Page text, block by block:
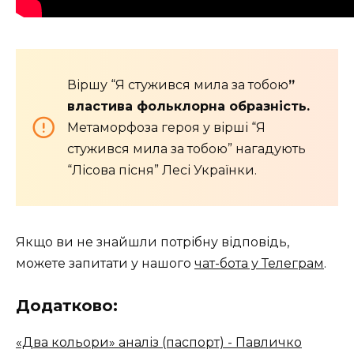
Віршу “Я стужився мила за тобою”
властива фольклорна образність.
Метаморфоза героя у вірші “Я
стужився мила за тобою” нагадують
“Лісова пісня” Лесі Українки.
Якщо ви не знайшли потрібну відповідь,
можете запитати у нашого чат-бота у Телеграм.
Додатково:
«Два кольори» аналіз (паспорт) - Павличко